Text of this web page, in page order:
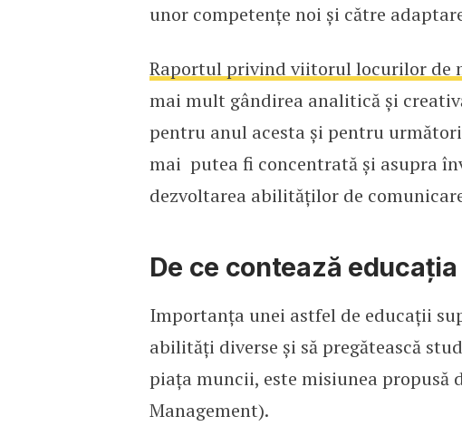
unor competențe noi și către
Raportul privind viitorul locurilor de
mai mult gândirea analitică și
pentru anul acesta și pentru
mai putea fi concentrată și asupra
dezvoltarea abilităților de
De ce contează educația
Importanța unei astfel de educații
abilități diverse și să pregătească
piața muncii, este misiunea propusă
Management).